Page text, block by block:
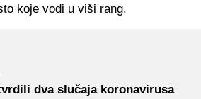
koje vodi u viši rang.
dva slučaja koronavirusa